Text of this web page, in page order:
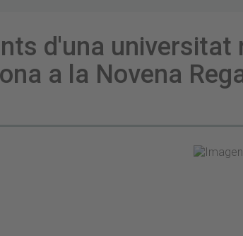
d'una universitat
a la Novena